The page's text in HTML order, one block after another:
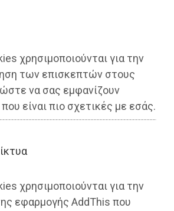
χρησιμοποιούνται για την
των επισκεπτών στους
να σας εμφανίζουν
είναι πιο σχετικές με εσάς.
χρησιμοποιούνται για την
εφαρμογής AddThis που